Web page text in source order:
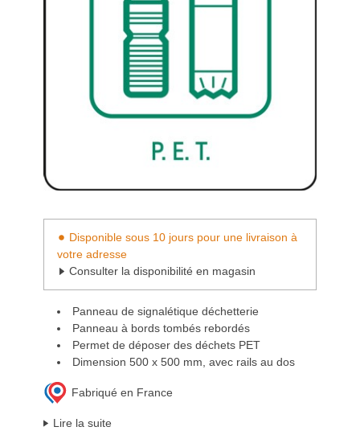
Disponible sous 10 jours pour une livraison à
votre adresse
Consulter la disponibilité en magasin
Panneau de signalétique déchetterie
Panneau à bords tombés rebordés
Permet de déposer des déchets PET
Dimension 500 x 500 mm, avec rails au dos
Fabriqué en France
Lire la suite